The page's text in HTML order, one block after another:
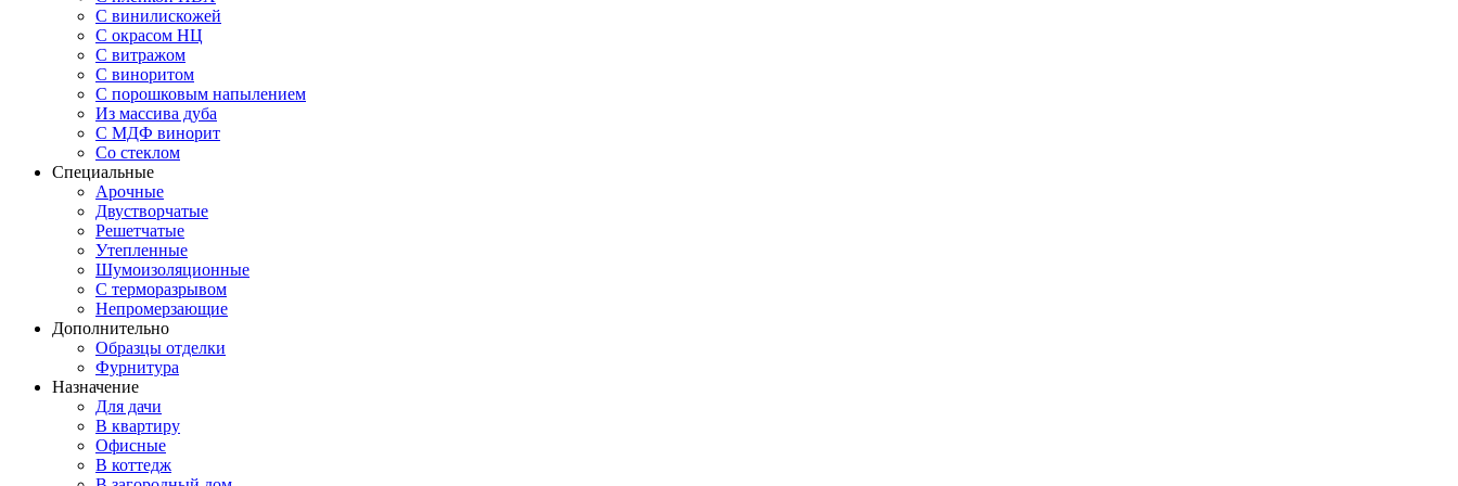
С винилискожей
С окрасом НЦ
С витражом
С виноритом
С порошковым напылением
Из массива дуба
С МДФ винорит
Со стеклом
Специальные
Арочные
Двустворчатые
Решетчатые
Утепленные
Шумоизоляционные
С терморазрывом
Непромерзающие
Дополнительно
Образцы отделки
Фурнитура
Назначение
Для дачи
В квартиру
Офисные
В коттедж